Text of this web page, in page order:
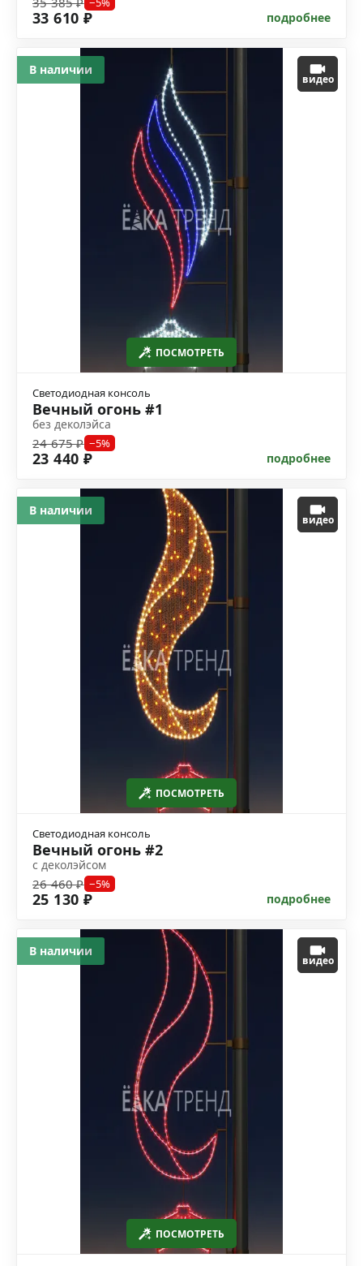
33 610 ₽ подробнее
ПОСМОТРЕТЬ
видео
Светодиодная консоль
Вечный огонь #1
без деколэйса
24 675 ₽ −5%
23 440 ₽ подробнее
В наличии
ПОСМОТРЕТЬ
видео
Светодиодная консоль
Вечный огонь #2
с деколэйсом
26 460 ₽ −5%
25 130 ₽ подробнее
В наличии
ПОСМОТРЕТЬ
видео
В наличии